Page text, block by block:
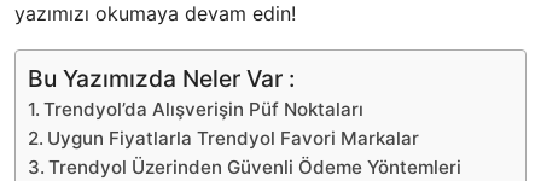
yazımızı okumaya devam edin!
Bu Yazımızda Neler Var :
Trendyol’da Alışverişin Püf Noktaları
Uygun Fiyatlarla Trendyol Favori Markalar
Trendyol Üzerinden Güvenli Ödeme Yöntemleri